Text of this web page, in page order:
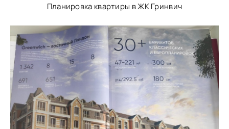
Планировка квартиры в ЖК Гринвич